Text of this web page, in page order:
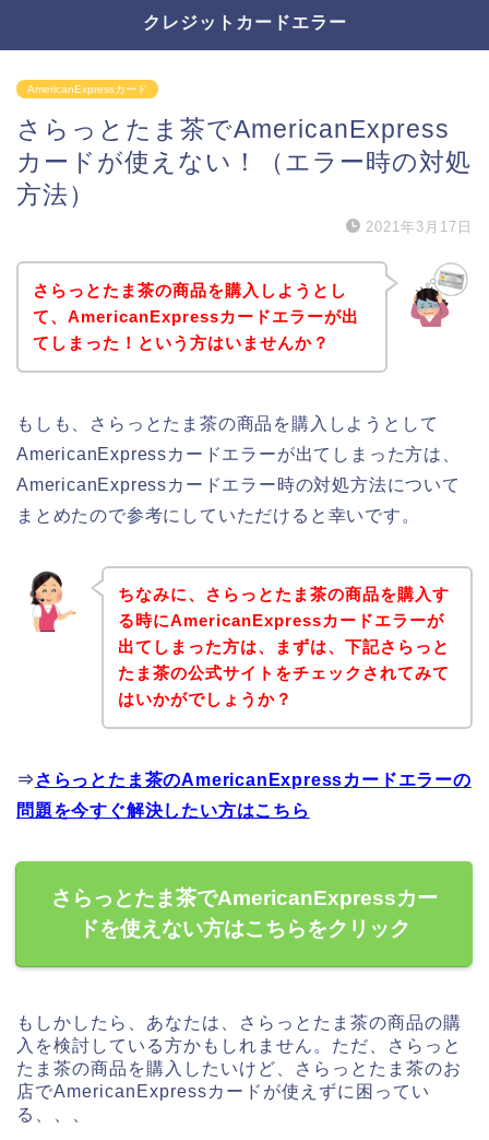
クレジットカードエラー
AmericanExpressカード
さらっとたま茶でAmericanExpress
カードが使えない！（エラー時の対処
方法）
2021年3月17日
さらっとたま茶の商品を購入しようとし
て、AmericanExpressカードエラーが出
てしまった！という方はいませんか？
もしも、さらっとたま茶の商品を購入しようとして
AmericanExpressカードエラーが出てしまった方は、
AmericanExpressカードエラー時の対処方法について
まとめたので参考にしていただけると幸いです。
ちなみに、さらっとたま茶の商品を購入す
る時にAmericanExpressカードエラーが
出てしまった方は、まずは、下記さらっと
たま茶の公式サイトをチェックされてみて
はいかがでしょうか？
⇒ さらっとたま茶のAmericanExpressカードエラーの
問題を今すぐ解決したい方はこちら
さらっとたま茶でAmericanExpressカー
ドを使えない方はこちらをクリック
もしかしたら、あなたは、さらっとたま茶の商品の購
入を検討している方かもしれません。ただ、さらっと
たま茶の商品を購入したいけど、さらっとたま茶のお
店でAmericanExpressカードが使えずに困ってい
る、、、